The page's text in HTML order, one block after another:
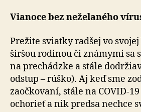
Vianoce bez neželaného
Prežite sviatky radšej vo
širšou rodinou či známymi sa
na prechádzke a stále
odstup – rúško). Aj keď sme
zaočkovaní, stále na COVID-
ochorieť a nik predsa nechce